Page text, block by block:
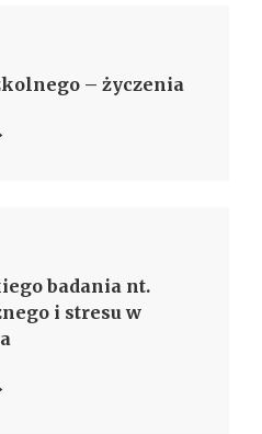
– życzenia
badania nt.
i stresu w